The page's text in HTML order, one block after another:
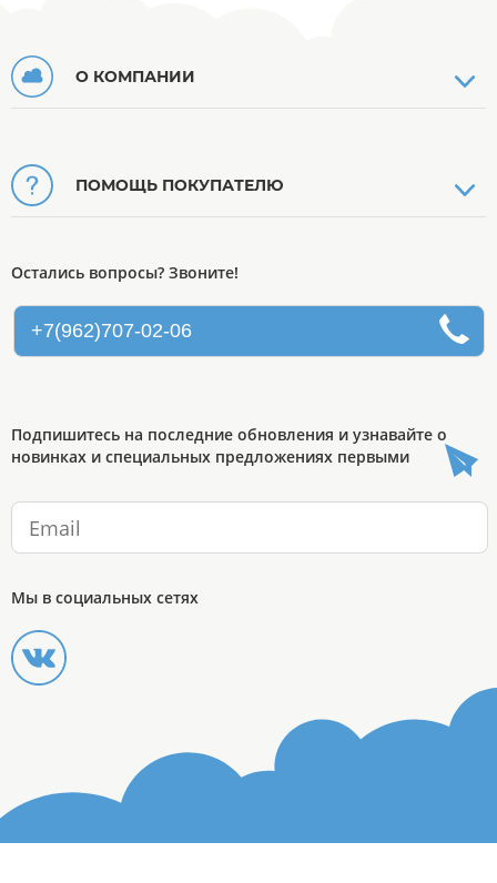
О КОМПАНИИ
ПОМОЩЬ ПОКУПАТЕЛЮ
Остались вопросы? Звоните!
+7(962)707-02-06
Подпишитесь на последние обновления и узнавайте о
новинках и специальных предложениях первыми
Мы в социальных сетях